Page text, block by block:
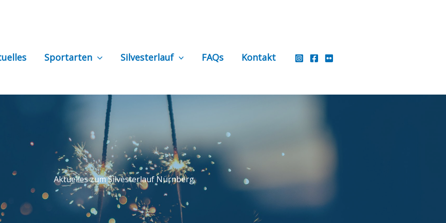
Sportarten Silvesterlauf FAQs Kontakt
Aktuelles zum Silvesterlauf Nürnberg